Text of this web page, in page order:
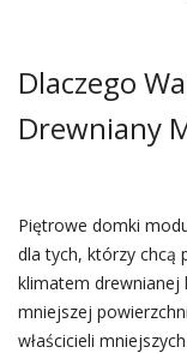
Dlaczego
Drewniany
Piętrowe domki
dla tych, którzy chcą
klimatem drewnianej
mniejszej
właścicieli